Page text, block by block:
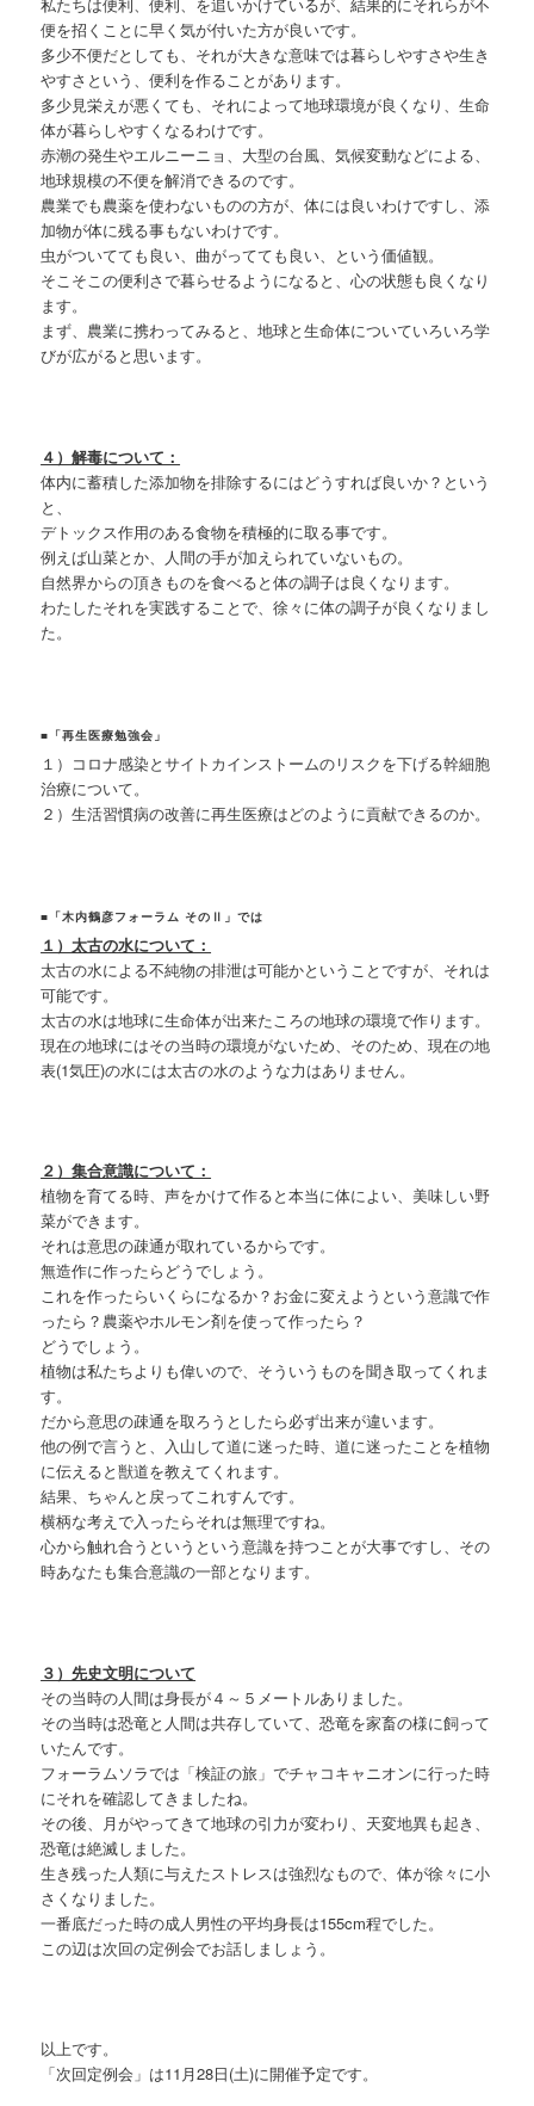
私たちは便利、便利、を追いかけているが、結果的にそれらが不
便を招くことに早く気が付いた方が良いです。
多少不便だとしても、それが大きな意味では暮らしやすさや生き
やすさという、便利を作ることがあります。
多少見栄えが悪くても、それによって地球環境が良くなり、生命
体が暮らしやすくなるわけです。
赤潮の発生やエルニーニョ、大型の台風、気候変動などによる、
地球規模の不便を解消できるのです。
農業でも農薬を使わないものの方が、体には良いわけですし、添
加物が体に残る事もないわけです。
虫がついてても良い、曲がってても良い、という価値観。
そこそこの便利さで暮らせるようになると、心の状態も良くなり
ます。
まず、農業に携わってみると、地球と生命体についていろいろ学
びが広がると思います。
４）解毒について：
体内に蓄積した添加物を排除するにはどうすれば良いか？という
と、
デトックス作用のある食物を積極的に取る事です。
例えば山菜とか、人間の手が加えられていないもの。
自然界からの頂きものを食べると体の調子は良くなります。
わたしたそれを実践することで、徐々に体の調子が良くなりまし
た。
■「再生医療勉強会」
１）コロナ感染とサイトカインストームのリスクを下げる幹細胞
治療について。
２）生活習慣病の改善に再生医療はどのように貢献できるのか。
■「木内鶴彦フォーラム そのⅡ」では
１）太古の水について：
太古の水による不純物の排泄は可能かということですが、それは
可能です。
太古の水は地球に生命体が出来たころの地球の環境で作ります。
現在の地球にはその当時の環境がないため、そのため、現在の地
表(1気圧)の水には太古の水のような力はありません。
２）集合意識について：
植物を育てる時、声をかけて作ると本当に体によい、美味しい野
菜ができます。
それは意思の疎通が取れているからです。
無造作に作ったらどうでしょう。
これを作ったらいくらになるか？お金に変えようという意識で作
ったら？農薬やホルモン剤を使って作ったら？
どうでしょう。
植物は私たちよりも偉いので、そういうものを聞き取ってくれま
す。
だから意思の疎通を取ろうとしたら必ず出来が違います。
他の例で言うと、入山して道に迷った時、道に迷ったことを植物
に伝えると獣道を教えてくれます。
結果、ちゃんと戻ってこれすんです。
横柄な考えで入ったらそれは無理ですね。
心から触れ合うというという意識を持つことが大事ですし、その
時あなたも集合意識の一部となります。
３）先史文明について
その当時の人間は身長が４～５メートルありました。
その当時は恐竜と人間は共存していて、恐竜を家畜の様に飼って
いたんです。
フォーラムソラでは「検証の旅」でチャコキャニオンに行った時
にそれを確認してきましたね。
その後、月がやってきて地球の引力が変わり、天変地異も起き、
恐竜は絶滅しました。
生き残った人類に与えたストレスは強烈なもので、体が徐々に小
さくなりました。
一番底だった時の成人男性の平均身長は155cm程でした。
この辺は次回の定例会でお話しましょう。
以上です。
「次回定例会」は11月28日(土)に開催予定です。